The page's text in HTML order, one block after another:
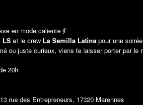
en mode caliente 💃
LS et le crew La Semilla Latina pour une
ou juste curieux, viens te laisser porter par le
20h
rue des Entrepreneurs, 17320 Marennes